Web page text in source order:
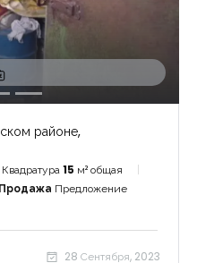
районе,
Квадратура15 м² общая
Продажа Предложение
28 Сентября, 2023